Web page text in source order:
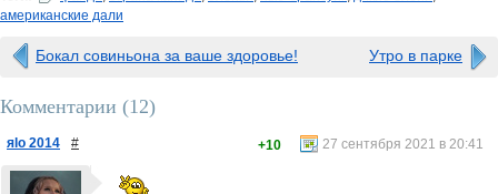
американские дали
Бокал совиньона за ваше здоровье! Утро в парке
Комментарии (12)
яlo 2014 # 27 сентября 2021 в 20:41
+10